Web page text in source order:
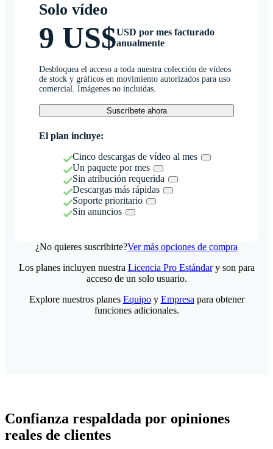
Solo vídeo
9 US$USD por mes facturado
anualmente
Desbloquea el acceso a toda nuestra colección de vídeos
de stock y gráficos en movimiento autorizados para uso
comercial. Imágenes no incluidas.
Suscríbete ahora
El plan incluye:
Cinco descargas de vídeo al mes
Un paquete por mes
Sin atribución requerida
Descargas más rápidas
Soporte prioritario
Sin anuncios
¿No quieres suscribirte?Ver más opciones de compra
Los planes incluyen nuestra Licencia Pro Estándary son para
acceso de un solo usuario.
Explore nuestros planes Equipoy Empresa para obtener
funciones adicionales.
Confianza respaldada por opiniones
reales de clientes